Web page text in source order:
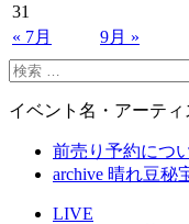
« 7月 9月 »
31
イベント名・アーテ
前売り予約につ
archive 晴れ豆秘
LIVE